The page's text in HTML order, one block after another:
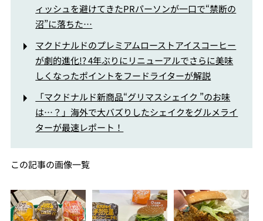
ィッシュを避けてきたPRパーソンが一口で“禁断の
沼”に落ちた…
マクドナルドのプレミアムローストアイスコーヒー
が劇的進化!? 4年ぶりにリニューアルでさらに美味
しくなったポイントをフードライターが解説
「マクドナルド新商品“グリマスシェイク ”のお味
は…？」海外で大バズりしたシェイクをグルメライ
ターが最速レポート！
この記事の画像一覧